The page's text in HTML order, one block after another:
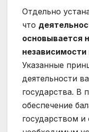
Отдельно
что
основывается
Указанные
деятельности
государства. В
обеспечение
государством и